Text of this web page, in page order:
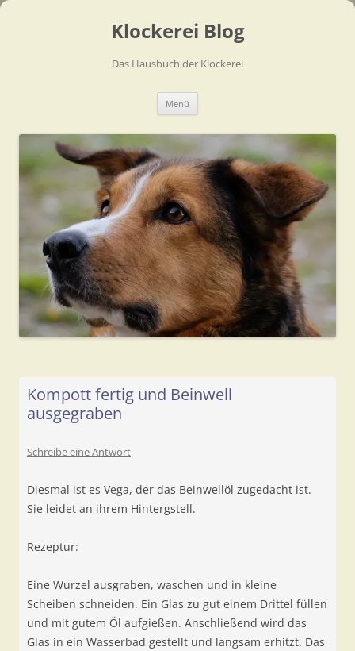
Klockerei Blog
Das Hausbuch der Klockerei
Menü
Kompott fertig und Beinwell
ausgegraben
Schreibe eine Antwort
Diesmal ist es Vega, der das Beinwellöl zugedacht ist.
Sie leidet an ihrem Hintergstell.
Rezeptur:
Eine Wurzel ausgraben, waschen und in kleine
Scheiben schneiden. Ein Glas zu gut einem Drittel füllen
und mit gutem Öl aufgießen. Anschließend wird das
Glas in ein Wasserbad gestellt und langsam erhitzt. Das